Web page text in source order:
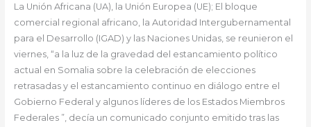
La Unión Africana (UA), la Unión Europea (UE); El bloque
comercial regional africano, la Autoridad Intergubernamental
para el Desarrollo (IGAD) y las Naciones Unidas, se reunieron el
viernes, “a la luz de la gravedad del estancamiento político
actual en Somalia sobre la celebración de elecciones
retrasadas y el estancamiento continuo en diálogo entre el
Gobierno Federal y algunos líderes de los Estados Miembros
Federales ”, decía un comunicado conjunto emitido tras las